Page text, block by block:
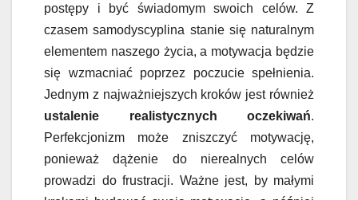
postępy i być świadomym swoich celów. Z
czasem samodyscyplina stanie się naturalnym
elementem naszego życia, a motywacja będzie
się wzmacniać poprzez poczucie spełnienia.
Jednym z najważniejszych kroków jest również
ustalenie realistycznych oczekiwań.
Perfekcjonizm może zniszczyć motywację,
ponieważ dążenie do nierealnych celów
prowadzi do frustracji. Ważne jest, by małymi